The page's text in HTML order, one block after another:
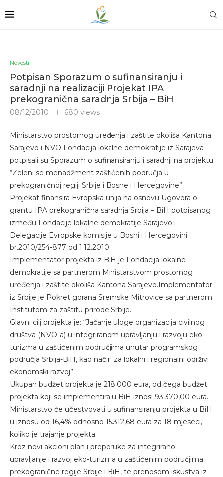
Novosti
Potpisan Sporazum o sufinansiranju i
saradnji na realizaciji Projekat IPA
prekogranična saradnja Srbija – BiH
08/12/2010 680 views
Ministarstvo prostornog uređenja i zaštite okoliša Kantona
Sarajevo i NVO Fondacija lokalne demokratije iz Sarajeva
potpisali su Sporazum o sufinansiranju i saradnji na projektu
“Zeleni se menadžment zaštićenih područja u
prekograničnoj regiji Srbije i Bosne i Hercegovine”.
Projekat finansira Evropska unija na osnovu Ugovora o
grantu IPA prekogranična saradnja Srbija – BiH potpisanog
između Fondacije lokalne demokratije Sarajevo i
Delegacije Evropske komisije u Bosni i Hercegovini
br.2010/254-877 od 1.12.2010.
Implementator projekta iz BiH je Fondacija lokalne
demokratije sa partnerom Ministarstvom prostornog
uređenja i zaštite okoliša Kantona Sarajevo.Implementator
iz Srbije je Pokret gorana Sremske Mitrovice sa partnerom
Institutom za zaštitu prirode Srbije.
Glavni cilj projekta je: “Jačanje uloge organizacija civilnog
društva (NVO-a) u integriranom upravljanju i razvoju eko-
turizma u zaštićenim područjima unutar programskog
područja Srbija-BiH, kao način za lokalni i regionalni održivi
ekonomski razvoj”.
Ukupan budžet projekta je 218.000 eura, od čega budžet
projekta koji se implementira u BiH iznosi 93.370,00 eura.
Ministarstvo će učestvovati u sufinansiranju projekta u BiH
u iznosu od 16,4% odnosno 15.312,68 eura za 18 mjeseci,
koliko je trajanje projekta.
Kroz novi akcioni plan i preporuke za integrirano
upravljanje i razvoj eko-turizma u zaštićenim područjima
prekogranične regije Srbije i BiH, te prenosom iskustva iz